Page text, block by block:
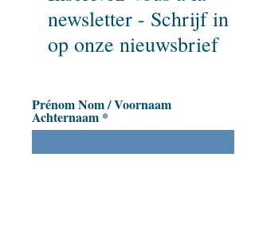
newsletter - Schrijf in
op onze nieuwsbrief
Prénom Nom / Voornaam
Achternaam